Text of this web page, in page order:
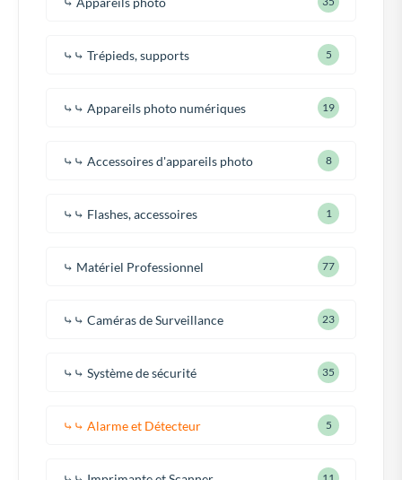
⤷⤷ Trépieds, supports 5
⤷⤷ Appareils photo numériques 19
⤷⤷ Accessoires d'appareils photo 8
⤷⤷ Flashes, accessoires 1
⤷ Matériel Professionnel 77
⤷⤷ Caméras de Surveillance 23
⤷⤷ Système de sécurité 35
⤷⤷ Alarme et Détecteur 5